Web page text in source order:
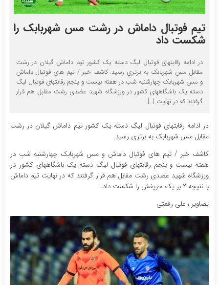
تیم فوتبال داماش در رشت مس شهربابک را
شکست داد
در ادامه رقابتهای فوتبال لیگ دسته یک کشور تیم داماش گیلان در رشت
مقابل مس شهربابک به برتری رسید. کاشف خبر / تیم های فوتبال داماش
و مس شهربابک چهارشنبه شب در هفته بیست و پنجم رقابتهای فوتبال لیگ
دسته یک باشگاههای کشور در ورزشگاه شهید عضدی رشت مقابل هم قرار
گرفتند که در نهایت […]
در ادامه رقابتهای فوتبال لیگ دسته یک کشور تیم داماش گیلان در رشت
مقابل مس شهربابک به برتری رسید.
کاشف خبر / تیم های فوتبال داماش و مس شهربابک چهارشنبه شب در
هفته بیست و پنجم رقابتهای فوتبال لیگ دسته یک باشگاههای کشور در
ورزشگاه شهید عضدی رشت مقابل هم قرار گرفتند که در نهایت تیم داماش
با نتیجه ۲ بر یک حریفش را شکست داد.
تصاویر ؛ علی رفعتی